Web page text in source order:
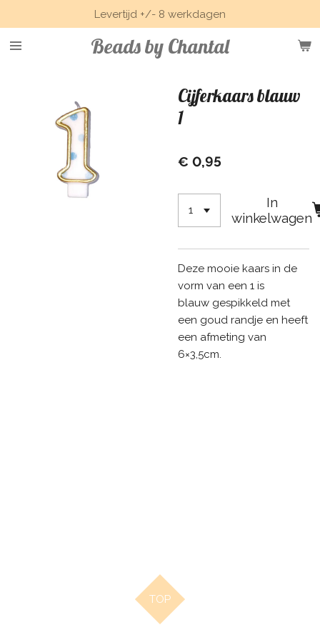
direct
naar
Beads by Chantal
Levertijd +/- 8 werkdagen
Cijferkaars blauw
1
€ 0,95
In
winkelwagen
Deze mooie kaars in de
vorm van een 1 is
blauw gespikkeld met
een goud randje en heeft
een afmeting van
6×3,5cm.
TOP